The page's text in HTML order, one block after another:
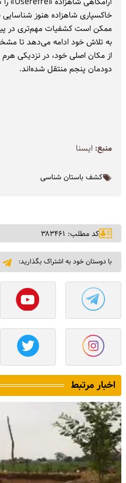
خاکسپاری شاهزاده هنوز
ممکن است کشفیات مهم‌تری در
به تلاش خود ادامه می‌دهد تا
از مکان اصلی خود، در نزدیکی هرم
دودمان پنجم منتقل شده‌اند.
منبع:ايسنا
کشف باستان شناسی
کد مطلب: ۳۸۳۴۶۱
با دوستان خود به اشتراک بگذارید:
اخبار مرتبط